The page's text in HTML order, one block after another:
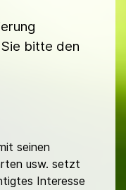
bitte den
seinen
usw. setzt
Interesse